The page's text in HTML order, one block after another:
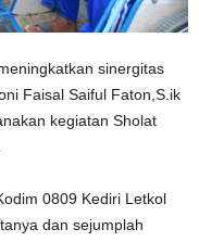
sinergitas
Faisal Saiful Faton,S.ik
kegiatan Sholat
0809 Kediri Letkol
dan sejumplah